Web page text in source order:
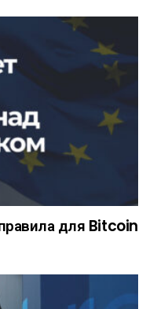
для Bitcoin